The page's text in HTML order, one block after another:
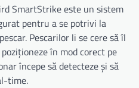
SmartStrike este un sistem
pentru a se potrivi la
Pescarilor li se cere să îl
în mod corect pe
începe să detecteze și să
time.